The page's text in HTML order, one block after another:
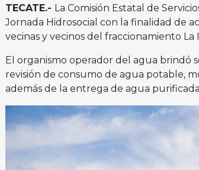
TECATE.- La Comisión Estatal de
Jornada Hidrosocial con la finalidad de
vecinas y vecinos del fraccionamiento La
El organismo operador del agua brindó
revisión de consumo de agua potable,
además de la entrega de agua